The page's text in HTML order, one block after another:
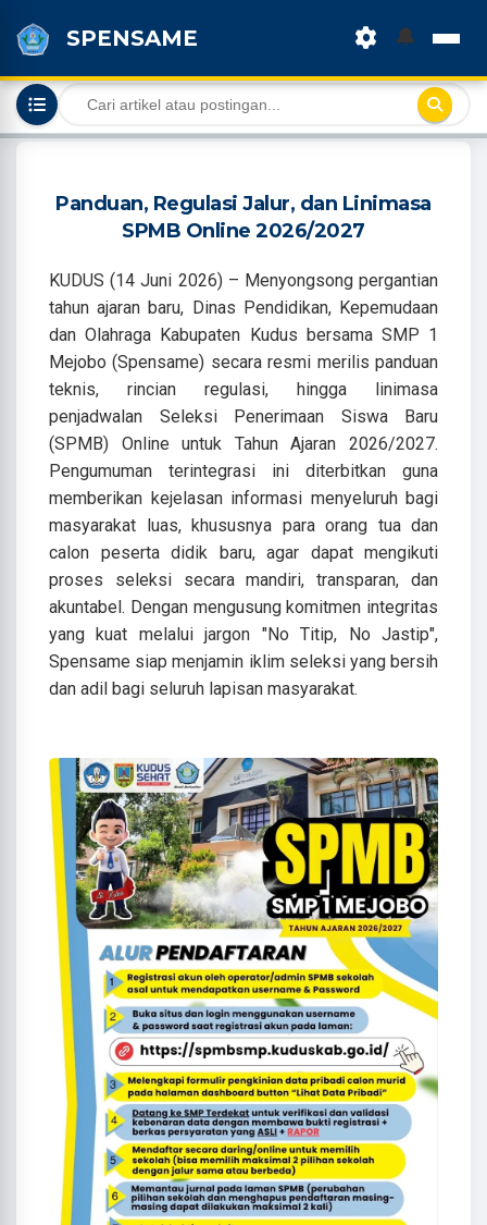
SPENSAME 🔔
Panduan, Regulasi Jalur, dan Linimasa
SPMB Online 2026/2027
KUDUS (14 Juni 2026) – Menyongsong pergantian
tahun ajaran baru, Dinas Pendidikan, Kepemudaan
dan Olahraga Kabupaten Kudus bersama SMP 1
Mejobo (Spensame) secara resmi merilis panduan
teknis, rincian regulasi, hingga linimasa
penjadwalan Seleksi Penerimaan Siswa Baru
(SPMB) Online untuk Tahun Ajaran 2026/2027.
Pengumuman terintegrasi ini diterbitkan guna
memberikan kejelasan informasi menyeluruh bagi
masyarakat luas, khususnya para orang tua dan
calon peserta didik baru, agar dapat mengikuti
proses seleksi secara mandiri, transparan, dan
akuntabel. Dengan mengusung komitmen integritas
yang kuat melalui jargon "No Titip, No Jastip",
Spensame siap menjamin iklim seleksi yang bersih
dan adil bagi seluruh lapisan masyarakat.